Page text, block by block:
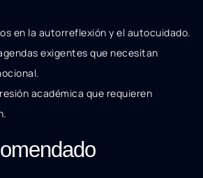
en la autorreflexión y el autocuidado.
exigentes que necesitan
académica que requieren